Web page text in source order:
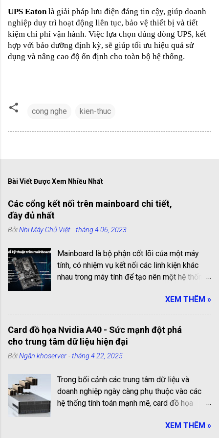
UPS Eatonlà giải pháp lưu điện đáng tin cậy, giúp doanh
nghiệp duy trì hoạt động liên tục, bảo vệ thiết bị và tiết
kiệm chi phí vận hành. Việc lựa chọn đúng dòng UPS, kết
hợp với bảo dưỡng định kỳ, sẽ giúp tối ưu hiệu quả sử
dụng và nâng cao độ ổn định cho toàn bộ hệ thống.
cong nghe kien-thuc
Bài Viết Được Xem Nhiều Nhất
Các cổng kết nối trên mainboard chi tiết,
đầy đủ nhất
BởiNhi Máy Chủ Việt -tháng 4 06, 2023
Mainboard là bộ phận cốt lõi của một máy
tính, có nhiệm vụ kết nối các linh kiện khác
nhau trong máy tính để tạo nên một hệ thống
mainboard là những cổng truyền thông giúp
kết nối các linh kiện với nhau. Chúng có vai trò
quan trọng trong việc kết nối và truyền tải dữ
liệu giữa các linh kiện bên trong máy tính.
Trong bài viết này, chúng ta sẽ cùng tìm hiểu
chi tiết và đầy đủ nhất về các cổng kết nối
kê các cổng kết nối trên mainboard: 1.Cổng
PS2 (PlayStation 2) Cổng PS2 có dạng hình
tròn, 6 chân và 1 lỗ hình chữ nhật ở giữa, là
phím. Cổng màu xanh dùng để kết nối chuột,
XEM THÊM »
Card đồ họa Nvidia A40 - Sức mạnh đột phá
cho trung tâm dữ liệu hiện đại
BởiNgân khoserver -tháng 4 22, 2025
Trong bối cảnh các trung tâm dữ liệu và
doanh nghiệp ngày càng phụ thuộc vào các
hệ thống tính toán mạnh mẽ, card đồ họa
không thể bỏ qua. Không chỉ mang trong mình
XEM THÊM »